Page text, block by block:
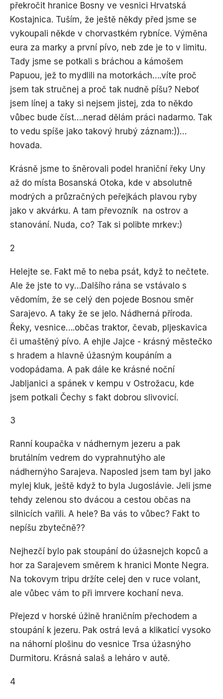
překročit hranice Bosny ve vesnici Hrvatská
Kostajnica. Tuším, že ještě někdy před jsme se
vykoupali někde v chorvastkém rybníce. Výměna
eura za marky a první pívo, neb zde je to v limitu.
Tady jsme se potkali s bráchou a kámošem
Papuou, jež to mydlili na motorkách….víte proč
jsem tak stručnej a proč tak nudně píšu? Neboť
jsem línej a taky si nejsem jistej, zda to někdo
vůbec bude číst….nerad dělám práci nadarmo. Tak
to vedu spíše jako takový hrubý záznam:))…
hovada.
Krásně jsme to šněrovali podel hraniční řeky Uny
až do místa Bosanská Otoka, kde v absolutně
modrých a průzračných peřejkách plavou ryby
jako v akvárku. A tam převozník na ostrov a
stanování. Nuda, co? Tak si polibte mrkev:)
2
Helejte se. Fakt mě to neba psát, když to nečtete.
Ale že jste to vy…Dalšího rána se vstávalo s
vědomím, že se celý den pojede Bosnou směr
Sarajevo. A taky že se jelo. Nádherná příroda.
Řeky, vesnice….občas traktor, čevab, pljeskavica
či umaštěný pívo. A ehjle Jajce - krásný městečko
s hradem a hlavně úžasným koupáním a
vodopádama. A pak dále ke krásné noční
Jabljanici a spánek v kempu v Ostrožacu, kde
jsem potkali Čechy s fakt dobrou slivovicí.
3
Ranní koupačka v nádhernym jezeru a pak
brutálním vedrem do vyprahnutýho ale
nádhernýho Sarajeva. Naposled jsem tam byl jako
mylej kluk, ještě když to byla Jugoslávie. Jeli jsme
tehdy zelenou sto dvácou a cestou občas na
silnicích vařili. A hele? Ba vás to vůbec? Fakt to
nepíšu zbytečně??
Nejhezčí bylo pak stoupání do úžasnejch kopců a
hor za Sarajevem směrem k hranici Monte Negra.
Na tokovym tripu držíte celej den v ruce volant,
ale vůbec vám to při imrvere kochaní neva.
Přejezd v horské úžině hraničním přechodem a
stoupání k jezeru. Pak ostrá levá a klikaticí vysoko
na náhorní plošinu do vesnice Trsa úžasnýho
Durmitoru. Krásná salaš a leháro v autě.
4